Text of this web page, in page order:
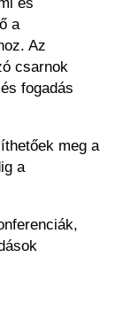
a
Az
csarnok
fogadás
meg a
a